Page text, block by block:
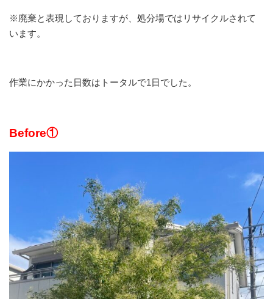
※廃棄と表現しておりますが、処分場ではリサイクルされて
います。
作業にかかった日数はトータルで1日でした。
Before①